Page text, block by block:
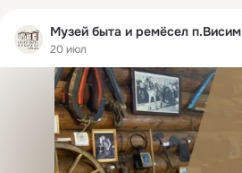
Музей быта и ремёсел п.Висим
20 июл